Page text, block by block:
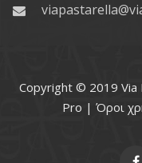
Copyright © 2019
Pro | Όροι